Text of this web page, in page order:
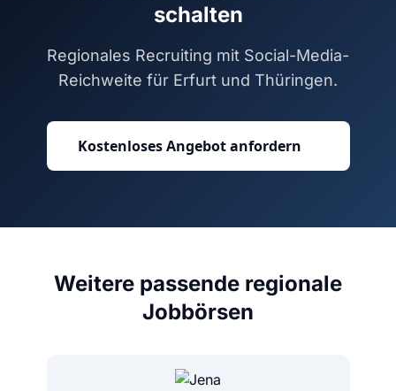
schalten
Regionales Recruiting mit Social-Media-
Reichweite für Erfurt und Thüringen.
Kostenloses Angebot anfordern
Weitere passende regionale
Jobbörsen